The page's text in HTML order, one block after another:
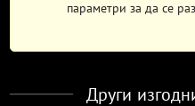
параметри за да се
Други